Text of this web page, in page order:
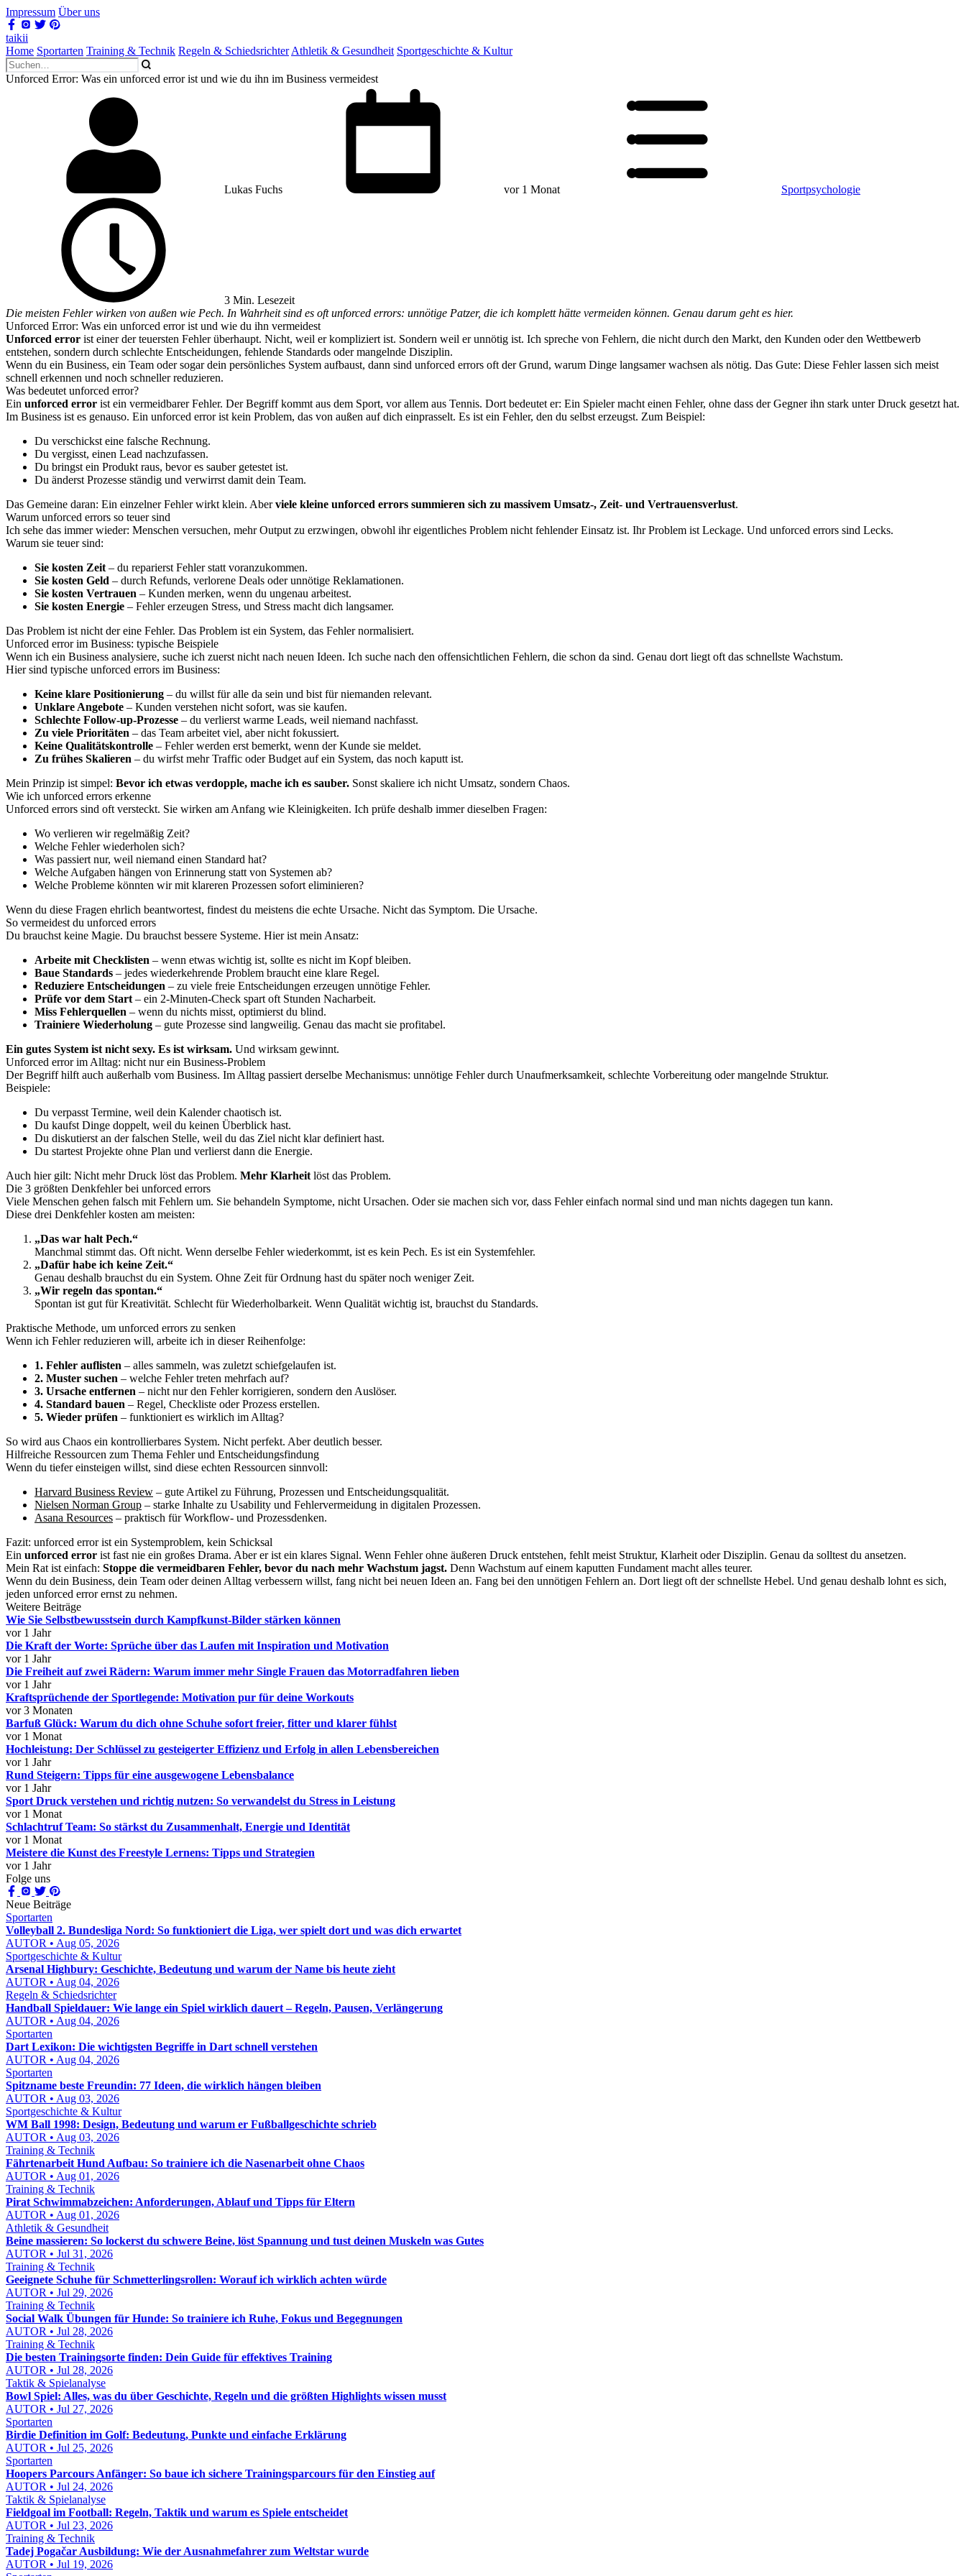
Impressum Über uns
taikii
Home Sportarten Training & Technik Regeln & Schiedsrichter Athletik & Gesundheit Sportgeschichte & Kultur
Unforced Error: Was ein unforced error ist und wie du ihn im Business vermeidest
Lukas Fuchs vor 1 Monat Sportpsychologie
3 Min. Lesezeit
Die meisten Fehler wirken von außen wie Pech. In Wahrheit sind es oft unforced errors: unnötige Patzer, die ich komplett hätte vermeiden können. Genau darum geht es hier.
Unforced Error: Was ein unforced error ist und wie du ihn vermeidest
Unforced error ist einer der teuersten Fehler überhaupt. Nicht, weil er kompliziert ist. Sondern weil er unnötig ist. Ich spreche von Fehlern, die nicht durch den Markt, den Kunden oder den Wettbewerb
entstehen, sondern durch schlechte Entscheidungen, fehlende Standards oder mangelnde Disziplin.
Wenn du ein Business, ein Team oder sogar dein persönliches System aufbaust, dann sind unforced errors oft der Grund, warum Dinge langsamer wachsen als nötig. Das Gute: Diese Fehler lassen sich meist
schnell erkennen und noch schneller reduzieren.
Was bedeutet unforced error?
Ein unforced error ist ein vermeidbarer Fehler. Der Begriff kommt aus dem Sport, vor allem aus Tennis. Dort bedeutet er: Ein Spieler macht einen Fehler, ohne dass der Gegner ihn stark unter Druck gesetzt hat.
Im Business ist es genauso. Ein unforced error ist kein Problem, das von außen auf dich einprasselt. Es ist ein Fehler, den du selbst erzeugst. Zum Beispiel:
Du verschickst eine falsche Rechnung.
Du vergisst, einen Lead nachzufassen.
Du bringst ein Produkt raus, bevor es sauber getestet ist.
Du änderst Prozesse ständig und verwirrst damit dein Team.
Das Gemeine daran: Ein einzelner Fehler wirkt klein. Aberviele kleine unforced errors summieren sich zu massivem Umsatz-, Zeit- und Vertrauensverlust.
Warum unforced errors so teuer sind
Ich sehe das immer wieder: Menschen versuchen, mehr Output zu erzwingen, obwohl ihr eigentliches Problem nicht fehlender Einsatz ist. Ihr Problem ist Leckage. Und unforced errors sind Lecks.
Warum sie teuer sind:
Sie kosten Zeit – du reparierst Fehler statt voranzukommen.
Sie kosten Geld – durch Refunds, verlorene Deals oder unnötige Reklamationen.
Sie kosten Vertrauen – Kunden merken, wenn du ungenau arbeitest.
Sie kosten Energie – Fehler erzeugen Stress, und Stress macht dich langsamer.
Das Problem ist nicht der eine Fehler. Das Problem ist ein System, das Fehler normalisiert.
Unforced error im Business: typische Beispiele
Wenn ich ein Business analysiere, suche ich zuerst nicht nach neuen Ideen. Ich suche nach den offensichtlichen Fehlern, die schon da sind. Genau dort liegt oft das schnellste Wachstum.
Hier sind typische unforced errors im Business:
Keine klare Positionierung – du willst für alle da sein und bist für niemanden relevant.
Unklare Angebote – Kunden verstehen nicht sofort, was sie kaufen.
Schlechte Follow-up-Prozesse – du verlierst warme Leads, weil niemand nachfasst.
Zu viele Prioritäten – das Team arbeitet viel, aber nicht fokussiert.
Keine Qualitätskontrolle – Fehler werden erst bemerkt, wenn der Kunde sie meldet.
Zu frühes Skalieren – du wirfst mehr Traffic oder Budget auf ein System, das noch kaputt ist.
Mein Prinzip ist simpel: Bevor ich etwas verdopple, mache ich es sauber. Sonst skaliere ich nicht Umsatz, sondern Chaos.
Wie ich unforced errors erkenne
Unforced errors sind oft versteckt. Sie wirken am Anfang wie Kleinigkeiten. Ich prüfe deshalb immer dieselben Fragen:
Wo verlieren wir regelmäßig Zeit?
Welche Fehler wiederholen sich?
Was passiert nur, weil niemand einen Standard hat?
Welche Aufgaben hängen von Erinnerung statt von Systemen ab?
Welche Probleme könnten wir mit klareren Prozessen sofort eliminieren?
Wenn du diese Fragen ehrlich beantwortest, findest du meistens die echte Ursache. Nicht das Symptom. Die Ursache.
So vermeidest du unforced errors
Du brauchst keine Magie. Du brauchst bessere Systeme. Hier ist mein Ansatz:
Arbeite mit Checklisten – wenn etwas wichtig ist, sollte es nicht im Kopf bleiben.
Baue Standards – jedes wiederkehrende Problem braucht eine klare Regel.
Reduziere Entscheidungen – zu viele freie Entscheidungen erzeugen unnötige Fehler.
Prüfe vor dem Start – ein 2-Minuten-Check spart oft Stunden Nacharbeit.
Miss Fehlerquellen – wenn du nichts misst, optimierst du blind.
Trainiere Wiederholung – gute Prozesse sind langweilig. Genau das macht sie profitabel.
Ein gutes System ist nicht sexy. Es ist wirksam. Und wirksam gewinnt.
Unforced error im Alltag: nicht nur ein Business-Problem
Der Begriff hilft auch außerhalb vom Business. Im Alltag passiert derselbe Mechanismus: unnötige Fehler durch Unaufmerksamkeit, schlechte Vorbereitung oder mangelnde Struktur.
Beispiele:
Du verpasst Termine, weil dein Kalender chaotisch ist.
Du kaufst Dinge doppelt, weil du keinen Überblick hast.
Du diskutierst an der falschen Stelle, weil du das Ziel nicht klar definiert hast.
Du startest Projekte ohne Plan und verlierst dann die Energie.
Auch hier gilt: Nicht mehr Druck löst das Problem. Mehr Klarheit löst das Problem.
Die 3 größten Denkfehler bei unforced errors
Viele Menschen gehen falsch mit Fehlern um. Sie behandeln Symptome, nicht Ursachen. Oder sie machen sich vor, dass Fehler einfach normal sind und man nichts dagegen tun kann.
Diese drei Denkfehler kosten am meisten:
„Das war halt Pech.“
Manchmal stimmt das. Oft nicht. Wenn derselbe Fehler wiederkommt, ist es kein Pech. Es ist ein Systemfehler.
„Dafür habe ich keine Zeit.“
Genau deshalb brauchst du ein System. Ohne Zeit für Ordnung hast du später noch weniger Zeit.
„Wir regeln das spontan.“
Spontan ist gut für Kreativität. Schlecht für Wiederholbarkeit. Wenn Qualität wichtig ist, brauchst du Standards.
Praktische Methode, um unforced errors zu senken
Wenn ich Fehler reduzieren will, arbeite ich in dieser Reihenfolge:
1. Fehler auflisten – alles sammeln, was zuletzt schiefgelaufen ist.
2. Muster suchen – welche Fehler treten mehrfach auf?
3. Ursache entfernen – nicht nur den Fehler korrigieren, sondern den Auslöser.
4. Standard bauen – Regel, Checkliste oder Prozess erstellen.
5. Wieder prüfen – funktioniert es wirklich im Alltag?
So wird aus Chaos ein kontrollierbares System. Nicht perfekt. Aber deutlich besser.
Hilfreiche Ressourcen zum Thema Fehler und Entscheidungsfindung
Wenn du tiefer einsteigen willst, sind diese echten Ressourcen sinnvoll:
Harvard Business Review – gute Artikel zu Führung, Prozessen und Entscheidungsqualität.
Nielsen Norman Group – starke Inhalte zu Usability und Fehlervermeidung in digitalen Prozessen.
Asana Resources – praktisch für Workflow- und Prozessdenken.
Fazit: unforced error ist ein Systemproblem, kein Schicksal
Ein unforced error ist fast nie ein großes Drama. Aber er ist ein klares Signal. Wenn Fehler ohne äußeren Druck entstehen, fehlt meist Struktur, Klarheit oder Disziplin. Genau da solltest du ansetzen.
Mein Rat ist einfach: Stoppe die vermeidbaren Fehler, bevor du nach mehr Wachstum jagst. Denn Wachstum auf einem kaputten Fundament macht alles teurer.
Wenn du dein Business, dein Team oder deinen Alltag verbessern willst, fang nicht bei neuen Ideen an. Fang bei den unnötigen Fehlern an. Dort liegt oft der schnellste Hebel. Und genau deshalb lohnt es sich,
jeden unforced error ernst zu nehmen.
Weitere Beiträge
Wie Sie Selbstbewusstsein durch Kampfkunst-Bilder stärken können
vor 1 Jahr
Die Kraft der Worte: Sprüche über das Laufen mit Inspiration und Motivation
vor 1 Jahr
Die Freiheit auf zwei Rädern: Warum immer mehr Single Frauen das Motorradfahren lieben
vor 1 Jahr
Kraftsprüchende der Sportlegende: Motivation pur für deine Workouts
vor 3 Monaten
Barfuß Glück: Warum du dich ohne Schuhe sofort freier, fitter und klarer fühlst
vor 1 Monat
Hochleistung: Der Schlüssel zu gesteigerter Effizienz und Erfolg in allen Lebensbereichen
vor 1 Jahr
Rund Steigern: Tipps für eine ausgewogene Lebensbalance
vor 1 Jahr
Sport Druck verstehen und richtig nutzen: So verwandelst du Stress in Leistung
vor 1 Monat
Schlachtruf Team: So stärkst du Zusammenhalt, Energie und Identität
vor 1 Monat
Meistere die Kunst des Freestyle Lernens: Tipps und Strategien
vor 1 Jahr
Folge uns
Neue Beiträge
Sportarten
Volleyball 2. Bundesliga Nord: So funktioniert die Liga, wer spielt dort und was dich erwartet
AUTOR • Aug 05, 2026
Sportgeschichte & Kultur
Arsenal Highbury: Geschichte, Bedeutung und warum der Name bis heute zieht
AUTOR • Aug 04, 2026
Regeln & Schiedsrichter
Handball Spieldauer: Wie lange ein Spiel wirklich dauert – Regeln, Pausen, Verlängerung
AUTOR • Aug 04, 2026
Sportarten
Dart Lexikon: Die wichtigsten Begriffe in Dart schnell verstehen
AUTOR • Aug 04, 2026
Sportarten
Spitzname beste Freundin: 77 Ideen, die wirklich hängen bleiben
AUTOR • Aug 03, 2026
Sportgeschichte & Kultur
WM Ball 1998: Design, Bedeutung und warum er Fußballgeschichte schrieb
AUTOR • Aug 03, 2026
Training & Technik
Fährtenarbeit Hund Aufbau: So trainiere ich die Nasenarbeit ohne Chaos
AUTOR • Aug 01, 2026
Training & Technik
Pirat Schwimmabzeichen: Anforderungen, Ablauf und Tipps für Eltern
AUTOR • Aug 01, 2026
Athletik & Gesundheit
Beine massieren: So lockerst du schwere Beine, löst Spannung und tust deinen Muskeln was Gutes
AUTOR • Jul 31, 2026
Training & Technik
Geeignete Schuhe für Schmetterlingsrollen: Worauf ich wirklich achten würde
AUTOR • Jul 29, 2026
Training & Technik
Social Walk Übungen für Hunde: So trainiere ich Ruhe, Fokus und Begegnungen
AUTOR • Jul 28, 2026
Training & Technik
Die besten Trainingsorte finden: Dein Guide für effektives Training
AUTOR • Jul 28, 2026
Taktik & Spielanalyse
Bowl Spiel: Alles, was du über Geschichte, Regeln und die größten Highlights wissen musst
AUTOR • Jul 27, 2026
Sportarten
Birdie Definition im Golf: Bedeutung, Punkte und einfache Erklärung
AUTOR • Jul 25, 2026
Sportarten
Hoopers Parcours Anfänger: So baue ich sichere Trainingsparcours für den Einstieg auf
AUTOR • Jul 24, 2026
Taktik & Spielanalyse
Fieldgoal im Football: Regeln, Taktik und warum es Spiele entscheidet
AUTOR • Jul 23, 2026
Training & Technik
Tadej Pogačar Ausbildung: Wie der Ausnahmefahrer zum Weltstar wurde
AUTOR • Jul 19, 2026